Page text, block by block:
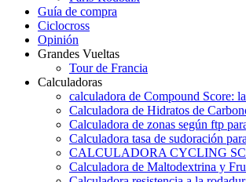
Guía de compra
Ciclocross
Opinión
Grandes Vueltas
Tour de Francia
Calculadoras
calculadora de Compound Score:
Calculadora de Hidratos de
Calculadora de zonas según ftp
Calculadora tasa de sudoración
CALCULADORA CYCLING
Calculadora de Maltodextrina y